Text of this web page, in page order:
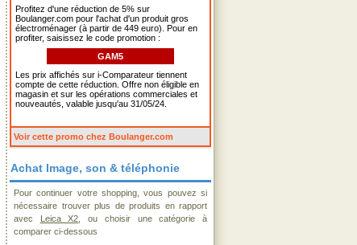
Profitez d'une réduction de 5% sur
Boulanger.com pour l'achat d'un produit gros
électroménager (à partir de 449 euro). Pour en
profiter, saisissez le code promotion :
GAM5
Les prix affichés sur i-Comparateur tiennent
compte de cette réduction. Offre non éligible en
magasin et sur les opérations commerciales et
nouveautés, valable jusqu'au 31/05/24.
Voir cette promo chez Boulanger.com
Achat Image, son & téléphonie
Pour continuer votre shopping, vous pouvez si
nécessaire trouver plus de produits en rapport
avec
Leica X2 , ou choisir une catégorie à
comparer ci-dessous